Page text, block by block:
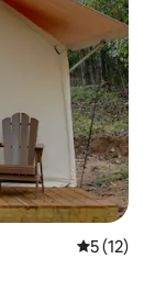
5 de uma
5 (12)